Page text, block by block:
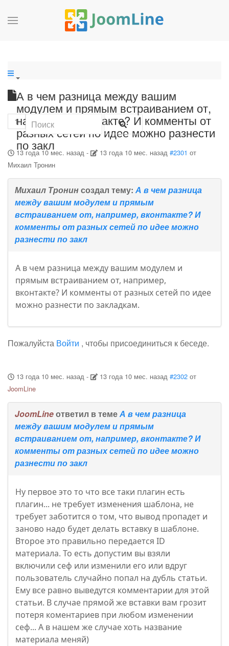
А в чем разница между вашим
модулем и прямым встраиванием от,
например, вконтакте? И комменты от
разных сетей по идее можно разнести
по закл
1
13 года 10 мес. назад- 13 года 10 мес. назад #2301 от
Михаил Тронин
Михаил Тронинсоздал тему: А в чем разница
между вашим модулем и прямым
встраиванием от, например, вконтакте? И
комменты от разных сетей по идее можно
разнести по закл
А в чем разница между вашим модулем и
прямым встраиванием от, например,
вконтакте? И комменты от разных сетей по идее
можно разнести по закладкам.
Пожалуйста Войти , чтобы присоединиться к беседе.
13 года 10 мес. назад- 13 года 10 мес. назад #2302 от
JoomLine
JoomLineответил в темеА в чем разница
между вашим модулем и прямым
встраиванием от, например, вконтакте? И
комменты от разных сетей по идее можно
разнести по закл
Ну первое это то что все таки плагин есть
плагин... не требует изменения шаблона, не
требует заботится о том, что вывод пропадет и
заново надо будет делать вставку в шаблоне.
Второе это правильно передается ID
материала. То есть допустим вы взяли
включили сеф или изменили его или вдруг
пользователь случайно попал на дубль статьи.
Ему все равно выведутся комментарии для этой
статьи. В случае прямой же вставки вам грозит
потеря коментариев при любом изменении
сеф... А в нашем же случае хоть название
материала меняй)